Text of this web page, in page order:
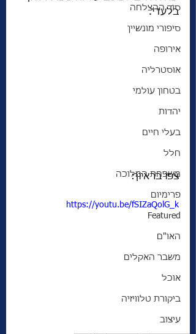
סוד ההצלחה
סיפורי מונשיין
אירופה
אוסטרליה
בטחון עולמי
יהדות
בעלי חיים
חלל
משפחת המלוכה
פרימיום
Featured
האו"ם
משבר האקלים
אוכל
ביקורת טלוויזיה
עיצוב
בלעדי.
צפו בראיון:
https://youtu.be/fSIZaQolG_k